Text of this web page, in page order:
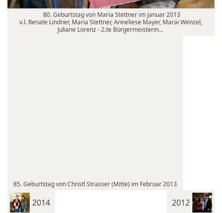
80. Geburtstag von Maria Stettner im Januar 2013
v.l. Renate Lindner, Maria Stettner, Anneliese Mayer, Marai Wenzel,
Juliane Lorenz - 2.te Bürgermeisterin…
85. Geburtstag von Christl Strasser (Mitte) im Februar 2013
2014 2012